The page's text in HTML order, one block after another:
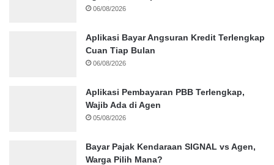
06/08/2026
Aplikasi Bayar Angsuran Kredit Terlengkap
Cuan Tiap Bulan
06/08/2026
Aplikasi Pembayaran PBB Terlengkap,
Wajib Ada di Agen
05/08/2026
Bayar Pajak Kendaraan SIGNAL vs Agen,
Warga Pilih Mana?